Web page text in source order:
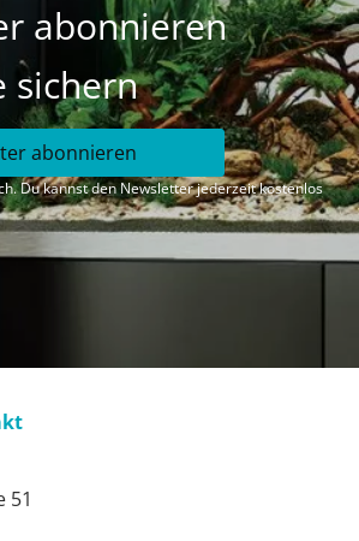
abonnieren
sichern
abonnieren
Du kannst den Newsletter jederzeit kostenlos
51